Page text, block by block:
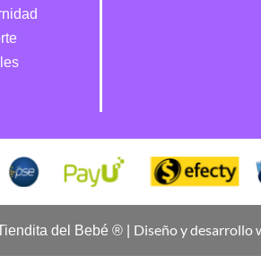
del Bebé ® | Diseño y desarrollo